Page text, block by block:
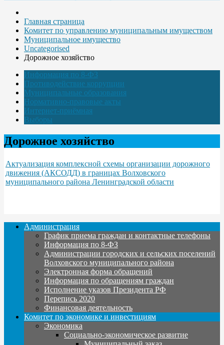
Главная страница
Комитет по управлению муниципальным имуществом
Муниципальное имущество
Uncategorised
Дорожное хозяйство
Информация по 8-ФЗ
Противодействие коррупции
Муниципальные образования
Нормативно-правовые акты
Интернет-приёмная
Выборы
Дорожное хозяйство
Актуализация комплексной схемы организации дорожного
движения (АКСОДД) в границах Волховского
муниципального района Ленинградской области
Администрация
График приема граждан и контактные телефоны
Информация по 8-ФЗ
Администрации городских и сельских поселений
Волховского муниципального района
Электронная форма обращений
Информация по обращениям граждан
Исполнение указов Президента РФ
Перепись 2020
Финансовая деятельность
Комитет по экономике и инвестициям
Экономика
Социально-экономическое развитие